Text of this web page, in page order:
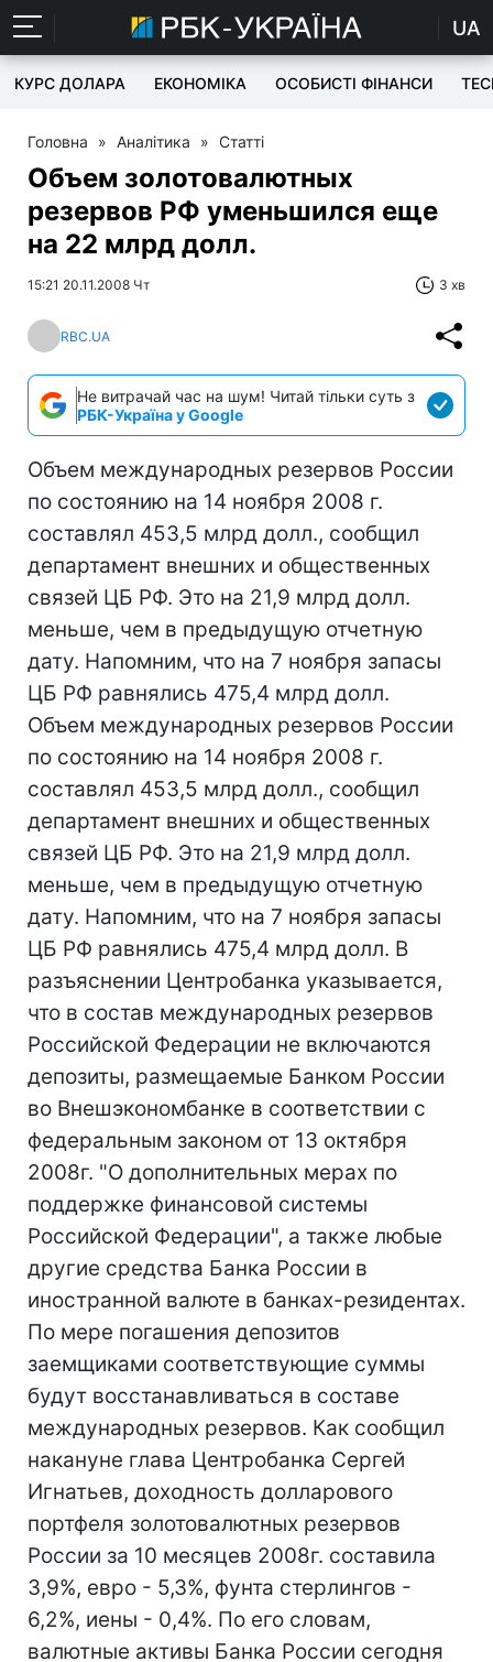
UA
КУРС ДОЛАРА ЕКОНОМІКА ОСОБИСТІ ФІНАНСИ
Головна » Аналітика » Статті
Объем золотовалютных
резервов РФ уменьшился еще
на 22 млрд долл.
15:21 20.11.2008 Чт 3 хв
RBC.UA
Не витрачай час на шум! Читай тільки суть з
РБК-Україна у Google
Объем международных резервов России
по состоянию на 14 ноября 2008 г.
составлял 453,5 млрд долл., сообщил
департамент внешних и общественных
связей ЦБ РФ. Это на 21,9 млрд долл.
меньше, чем в предыдущую отчетную
дату. Напомним, что на 7 ноября запасы
ЦБ РФ равнялись 475,4 млрд долл.
Объем международных резервов России
по состоянию на 14 ноября 2008 г.
составлял 453,5 млрд долл., сообщил
департамент внешних и общественных
связей ЦБ РФ. Это на 21,9 млрд долл.
меньше, чем в предыдущую отчетную
дату. Напомним, что на 7 ноября запасы
ЦБ РФ равнялись 475,4 млрд долл. В
разъяснении Центробанка указывается,
что в состав международных резервов
Российской Федерации не включаются
депозиты, размещаемые Банком России
во Внешэкономбанке в соответствии с
федеральным законом от 13 октября
2008г. "О дополнительных мерах по
поддержке финансовой системы
Российской Федерации", а также любые
другие средства Банка России в
иностранной валюте в банках-резидентах.
По мере погашения депозитов
заемщиками соответствующие суммы
будут восстанавливаться в составе
международных резервов. Как сообщил
накануне глава Центробанка Сергей
Игнатьев, доходность долларового
портфеля золотовалютных резервов
России за 10 месяцев 2008г. составила
3,9%, евро - 5,3%, фунта стерлингов -
6,2%, иены - 0,4%. По его словам,
валютные активы Банка России сегодня